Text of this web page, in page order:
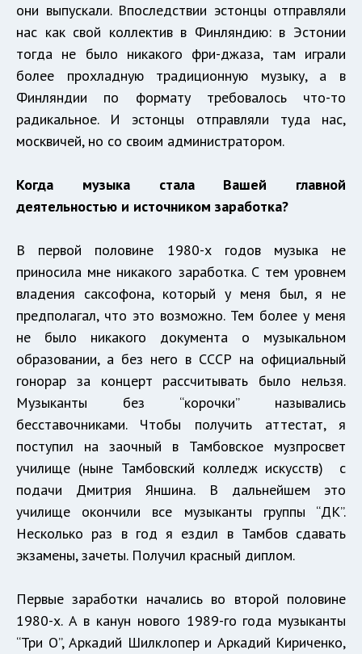
они выпускали. Впоследствии эстонцы отправляли
нас как свой коллектив в Финляндию: в Эстонии
тогда не было никакого фри-джаза, там играли
более прохладную традиционную музыку, а в
Финляндии по формату требовалось что-то
радикальное. И эстонцы отправляли туда нас,
москвичей, но со своим администратором.
Когда музыка стала Вашей главной
деятельностью и источником заработка?
В первой половине 1980-х годов музыка не
приносила мне никакого заработка. С тем уровнем
владения саксофона, который у меня был, я не
предполагал, что это возможно. Тем более у меня
не было никакого документа о музыкальном
образовании, а без него в СССР на официальный
гонорар за концерт рассчитывать было нельзя.
Музыканты без “корочки” назывались
бесставочниками. Чтобы получить аттестат, я
поступил на заочный в Тамбовское музпросвет
училище (ныне Тамбовский колледж искусств) с
подачи Дмитрия Яншина. В дальнейшем это
училище окончили все музыканты группы “ДК”.
Несколько раз в год я ездил в Тамбов сдавать
экзамены, зачеты. Получил красный диплом.
Первые заработки начались во второй половине
1980-х. А в канун нового 1989-го года музыканты
“Три О”, Аркадий Шилклопер и Аркадий Кириченко,